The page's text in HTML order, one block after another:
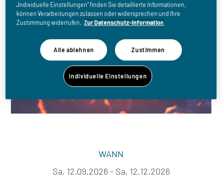
WANN
Sa, 12.09.2026 - Sa, 12.12.2026
„Individuelle Einstellungen“ finden Sie detaillierte Informationen,
können Verarbeitungen zulassen oder widersprechen und Ihre
Zustimmung widerrufen. Zur Datenschutz-Information
Alle ablehnen Zustimmen
Individuelle Einstellungen